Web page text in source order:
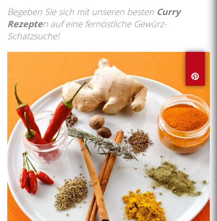
Begeben Sie sich mit unseren besten Curry
Rezepten auf eine fernöstliche Gewürz-
Schatzsuche!